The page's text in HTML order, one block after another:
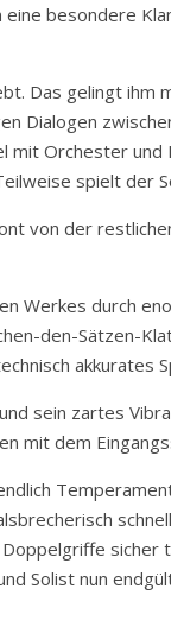
besondere
Das gelingt
Dialogen
mit Orchester
spielt der
von der
Werkes durch
den-Sätzen-
akkurates
sein zartes
mit dem
sicher
Solist nun